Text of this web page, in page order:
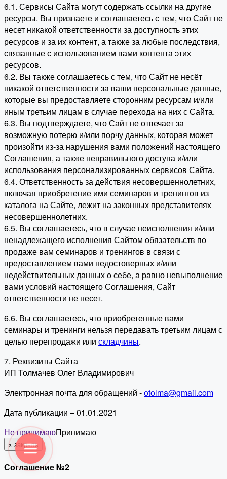
6.1. Сервисы Сайта могут содержать ссылки на другие
ресурсы. Вы признаете и соглашаетесь с тем, что Сайт не
несет никакой ответственности за доступность этих
ресурсов и за их контент, а также за любые последствия,
связанные с использованием вами контента этих
ресурсов.
6.2. Вы также соглашаетесь с тем, что Сайт не несёт
никакой ответственности за ваши персональные данные,
которые вы предоставляете сторонним ресурсам и/или
иным третьим лицам в случае перехода на них с Сайта.
6.3. Вы подтверждаете, что Сайт не отвечает за
возможную потерю и/или порчу данных, которая может
произойти из-за нарушения вами положений настоящего
Соглашения, а также неправильного доступа и/или
использования персонализированных сервисов Сайта.
6.4. Ответственность за действия несовершеннолетних,
включая приобретение ими семинаров и тренингов из
каталога на Сайте, лежит на законных представителях
несовершеннолетних.
6.5. Вы соглашаетесь, что в случае неисполнения и/или
ненадлежащего исполнения Сайтом обязательств по
продаже вам семинаров и тренингов в связи с
предоставлением вами недостоверных и/или
недействительных данных о себе, а равно невыполнение
вами условий настоящего Соглашения, Сайт
ответственности не несет.
6.6. Вы соглашаетесь, что приобретенные вами
семинары и тренинги нельзя передавать третьим лицам с
целью перепродажи или складчины.
7. Реквизиты Сайта
ИП Толмачев Олег Владимирович
Электронная почта для обращений -otolma@gmail.com
Дата публикации – 01.01.2021
Не принимаюПринимаю
× закрыть
Соглашение №2